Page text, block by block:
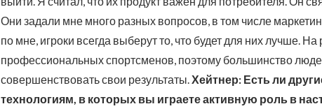
Они задали мне много разных вопросов, в том числе
по мне, игроки всегда выберут то, что будет для них лучше.
профессиональных спортсменов, поэтому большинство
совершенствовать свои результаты.Хейтнер: Есть ли
технологиям, в которых вы играете активную роль в